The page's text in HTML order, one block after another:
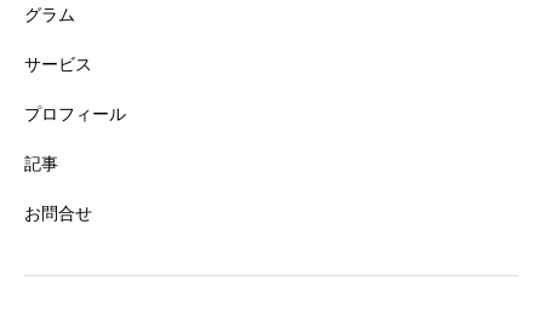
グラム
サービス
プロフィール
記事
お問合せ